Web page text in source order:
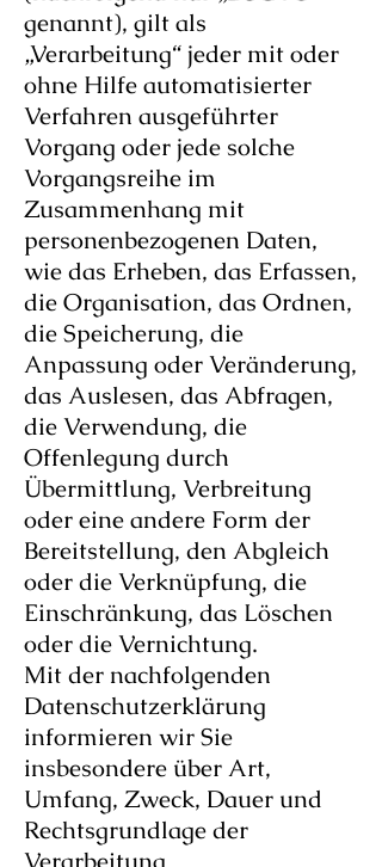
genannt), gilt als
„Verarbeitung“ jeder mit oder
ohne Hilfe automatisierter
Verfahren ausgeführter
Vorgang oder jede solche
Vorgangsreihe im
Zusammenhang mit
personenbezogenen Daten,
wie das Erheben, das Erfassen,
die Organisation, das Ordnen,
die Speicherung, die
Anpassung oder Veränderung,
das Auslesen, das Abfragen,
die Verwendung, die
Offenlegung durch
Übermittlung, Verbreitung
oder eine andere Form der
Bereitstellung, den Abgleich
oder die Verknüpfung, die
Einschränkung, das Löschen
oder die Vernichtung.
Mit der nachfolgenden
Datenschutzerklärung
informieren wir Sie
insbesondere über Art,
Umfang, Zweck, Dauer und
Rechtsgrundlage der